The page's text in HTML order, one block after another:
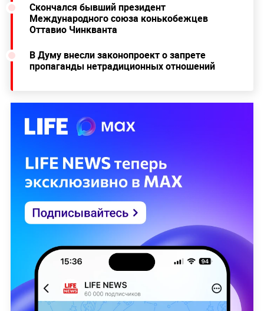
Скончался бывший президент
Международного союза конькобежцев
Оттавио Чинкванта
В Думу внесли законопроект о запрете
пропаганды нетрадиционных отношений